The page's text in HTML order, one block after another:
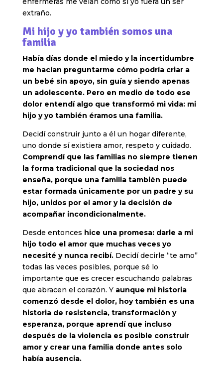
extraño.
Mi hijo y yo también somos una
familia
Había días donde el miedo y la incertidumbre
me hacían preguntarme cómo podría criar a
un bebé sin apoyo, sin guía y siendo apenas
un adolescente. Pero en medio de todo ese
dolor entendí algo que transformó mi vida: mi
hijo y yo también éramos una familia.
Decidí construir junto a él un hogar diferente,
uno donde sí existiera amor, respeto y cuidado.
Comprendí que las familias no siempre tienen
la forma tradicional que la sociedad nos
enseña, porque una familia también puede
estar formada únicamente por un padre y su
hijo, unidos por el amor y la decisión de
acompañar incondicionalmente.
Desde entonces hice una promesa: darle a mi
hijo todo el amor que muchas veces yo
necesité y nunca recibí.Decidí decirle “te amo”
todas las veces posibles, porque sé lo
importante que es crecer escuchando palabras
que abracen el corazón. Y aunque mi historia
comenzó desde el dolor, hoy también es una
historia de resistencia, transformación y
esperanza, porque aprendí que incluso
después de la violencia es posible construir
amor y crear una familia donde antes solo
había ausencia.